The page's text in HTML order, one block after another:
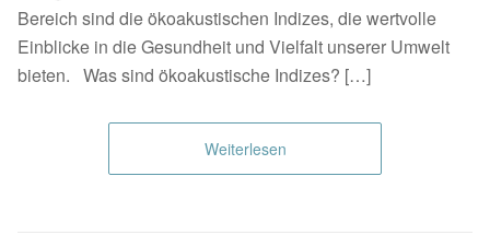
Bereich sind die ökoakustischen Indizes, die wertvolle
Einblicke in die Gesundheit und Vielfalt unserer Umwelt
bieten. Was sind ökoakustische Indizes? […]
Weiterlesen